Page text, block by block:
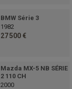
BMW Série 3
1982
27 500 €
Mazda MX-5 NB SÉRIE
2 110 CH
2000